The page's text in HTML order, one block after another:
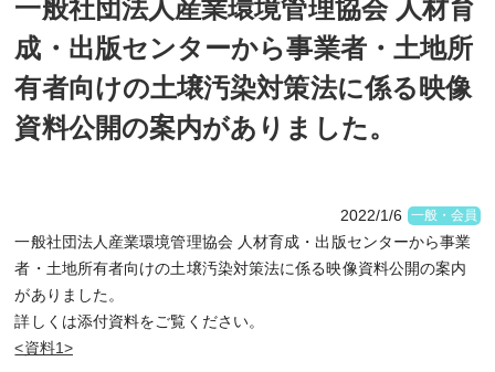
一般社団法人産業環境管理協会 人材育
成・出版センターから事業者・土地所
有者向けの土壌汚染対策法に係る映像
資料公開の案内がありました。
2022/1/6 一般・会員
一般社団法人産業環境管理協会 人材育成・出版センターから事業
者・土地所有者向けの土壌汚染対策法に係る映像資料公開の案内
がありました。
詳しくは添付資料をご覧ください。
<資料1>